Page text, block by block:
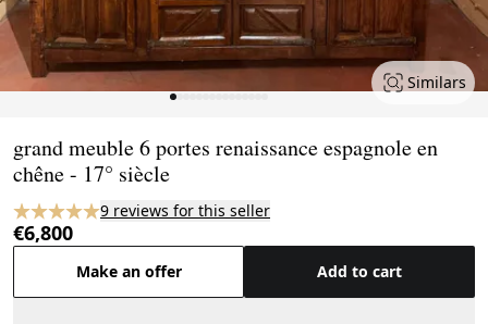
Similars
grand meuble 6 portes renaissance espagnole en
chêne - 17° siècle
9 reviews for this seller
€6,800
Make an offer Add to cart